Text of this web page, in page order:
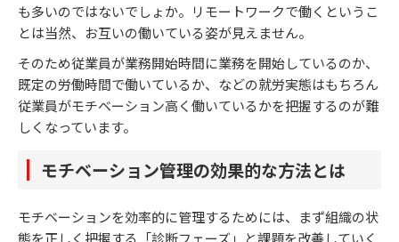
も多いのではないでしょか。リモートワークで働くというこ
とは当然、お互いの働いている姿が見えません。
そのため従業員が業務開始時間に業務を開始しているのか、
既定の労働時間で働いているか、などの就労実態はもちろん
従業員がモチベーション高く働いているかを把握するのが難
しくなっています。
モチベーション管理の効果的な方法とは
モチベーションを効率的に管理するためには、まず組織の状
態を正しく把握する「診断フェーズ」と課題を改善していく